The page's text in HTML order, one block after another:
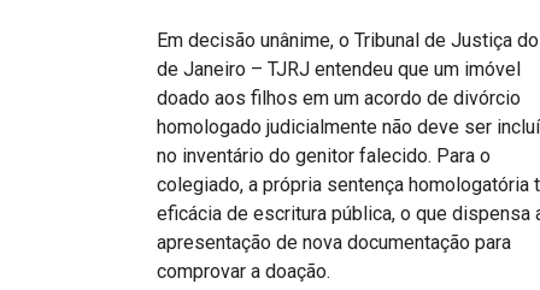
Alienação Parental
IBDFAM Educacional
Em decisão unânime, o Tribunal de Justiça
de Janeiro – TJRJ entendeu que um imóvel
doado aos filhos em um acordo de divórcio
homologado judicialmente não deve ser
no inventário do genitor falecido. Para o
colegiado, a própria sentença homologatória
eficácia de escritura pública, o que dispensa
apresentação de nova documentação para
comprovar a doação.